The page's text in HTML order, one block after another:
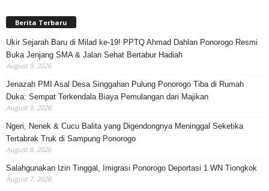
Berita Terbaru
Ukir Sejarah Baru di Milad ke-19! PPTQ Ahmad Dahlan Ponorogo Resmi
Buka Jenjang SMA & Jalan Sehat Bertabur Hadiah
August 9, 2026
Jenazah PMI Asal Desa Singgahan Pulung Ponorogo Tiba di Rumah
Duka: Sempat Terkendala Biaya Pemulangan dari Majikan
August 9, 2026
Ngeri, Nenek & Cucu Balita yang Digendongnya Meninggal Seketika
Tertabrak Truk di Sampung Ponorogo
August 8, 2026
Salahgunakan Izin Tinggal, Imigrasi Ponorogo Deportasi 1 WN Tiongkok
August 7, 2026